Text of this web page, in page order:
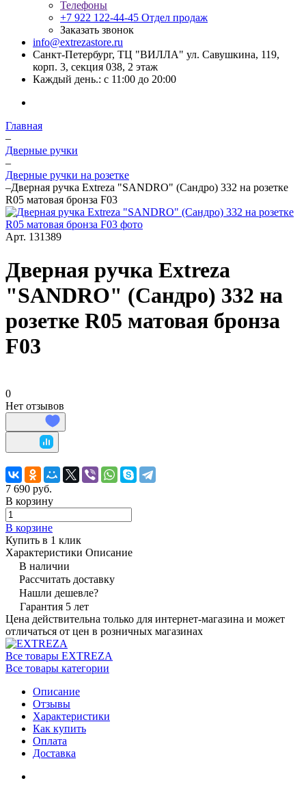
Телефоны
+7 922 122-44-45 Отдел продаж
Заказать звонок
info@extrezastore.ru
Санкт-Петербург, ТЦ "ВИЛЛА" ул. Савушкина, 119,
корп. 3, секция 038, 2 этаж
Каждый день.: с 11:00 до 20:00
Главная
–
Дверные ручки
–
Дверные ручки на розетке
–Дверная ручка Extreza "SANDRO" (Сандро) 332 на розетке
R05 матовая бронза F03
Арт. 131389
Дверная ручка Extreza
"SANDRO" (Сандро) 332 на
розетке R05 матовая бронза
F03
0
Нет отзывов
7 690 руб.
В корзину
В корзине
Купить в 1 клик
Характеристики Описание
В наличии
Рассчитать доставку
Нашли дешевле?
Гарантия 5 лет
Цена действительна только для интернет-магазина и может
отличаться от цен в розничных магазинах
Все товары EXTREZA
Все товары категории
Описание
Отзывы
Характеристики
Как купить
Оплата
Доставка